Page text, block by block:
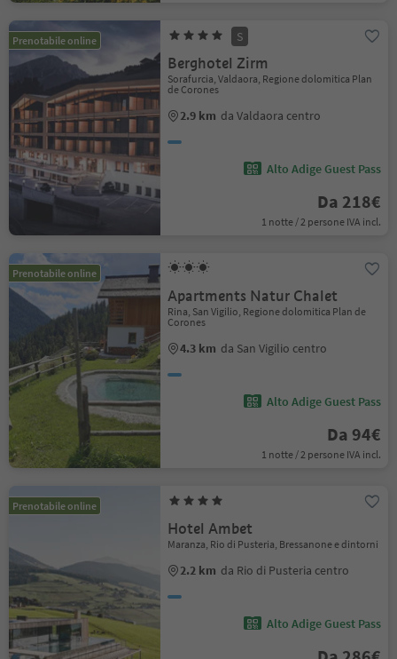
Prenotabile online S
Berghotel Zirm
Sorafurcia, Valdaora, Regione dolomitica Plan
de Corones
2.9 km da Valdaora centro
Alto Adige Guest Pass
Da 218€
1 notte / 2 persone IVA incl.
Prenotabile online
Apartments Natur Chalet
Rina, San Vigilio, Regione dolomitica Plan de
Corones
4.3 km da San Vigilio centro
Alto Adige Guest Pass
Da 94€
1 notte / 2 persone IVA incl.
Prenotabile online
Hotel Ambet
Maranza, Rio di Pusteria, Bressanone e dintorni
2.2 km da Rio di Pusteria centro
Alto Adige Guest Pass